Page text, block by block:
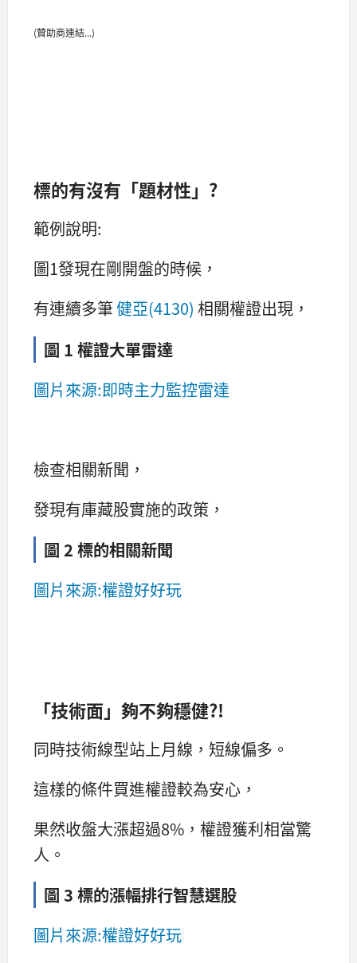
(贊助商連結...)
標的有沒有「題材性」?
範例說明:
圖1發現在剛開盤的時候，
有連續多筆健亞(4130) 相關權證出現，
圖 1 權證大單雷達
圖片來源:即時主力監控雷達
檢查相關新聞，
發現有庫藏股實施的政策，
圖 2 標的相關新聞
圖片來源:權證好好玩
「技術面」夠不夠穩健?!
同時技術線型站上月線，短線偏多。
這樣的條件買進權證較為安心，
果然收盤大漲超過8%，權證獲利相當驚
人。
圖 3 標的漲幅排行智慧選股
圖片來源:權證好好玩